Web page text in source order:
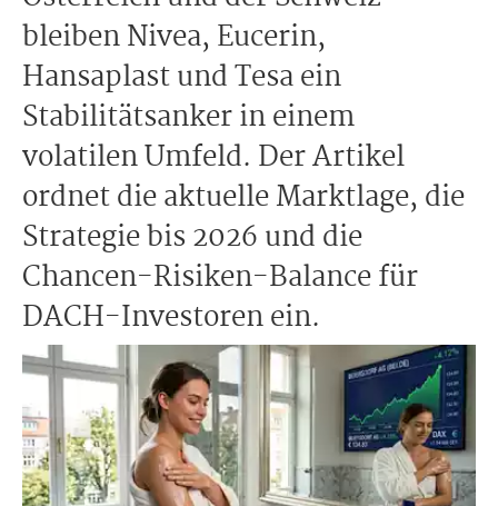
bleiben Nivea, Eucerin,
Hansaplast und Tesa ein
Stabilitätsanker in einem
volatilen Umfeld. Der Artikel
ordnet die aktuelle Marktlage, die
Strategie bis 2026 und die
Chancen-Risiken-Balance für
DACH-Investoren ein.